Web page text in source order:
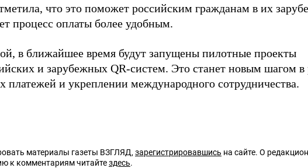
что это поможет российским гражданам в их
процесс оплаты более удобным.
в ближайшее время будут запущены пилотные проекты
и зарубежных QR-систем. Это станет новым шагом в
и укреплении международного сотрудничества.
материалы газеты ВЗГЛЯД, зарегистрировавшись на сайте. О
к комментариям читайтездесь.